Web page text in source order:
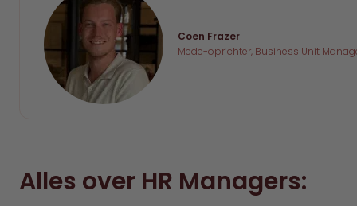
Coen Frazer
Mede-oprichter, Business Unit
Alles over HR Managers: